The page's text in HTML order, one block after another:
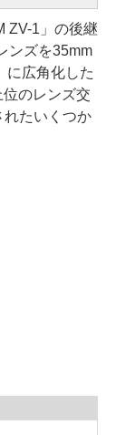
ZV-1」の後継
ンズを35mm
に広角化した
のレンズ交
れたいくつか